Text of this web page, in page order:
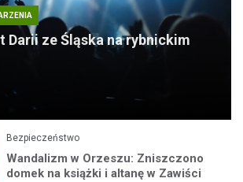
Darii ze Śląska na rybnickim
Bezpieczeństwo
Wandalizm w Orzeszu: Zniszczono
domek na książki i altanę w Zawiści